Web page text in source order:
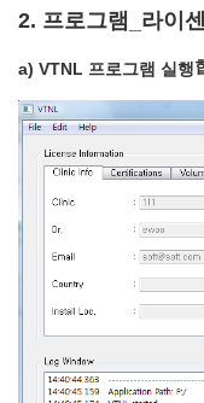
2. 프로그램_라이
a) VTNL 프로그램 실행